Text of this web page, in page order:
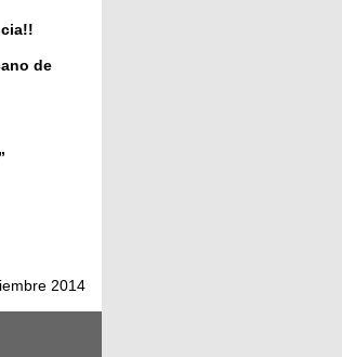
de
2014